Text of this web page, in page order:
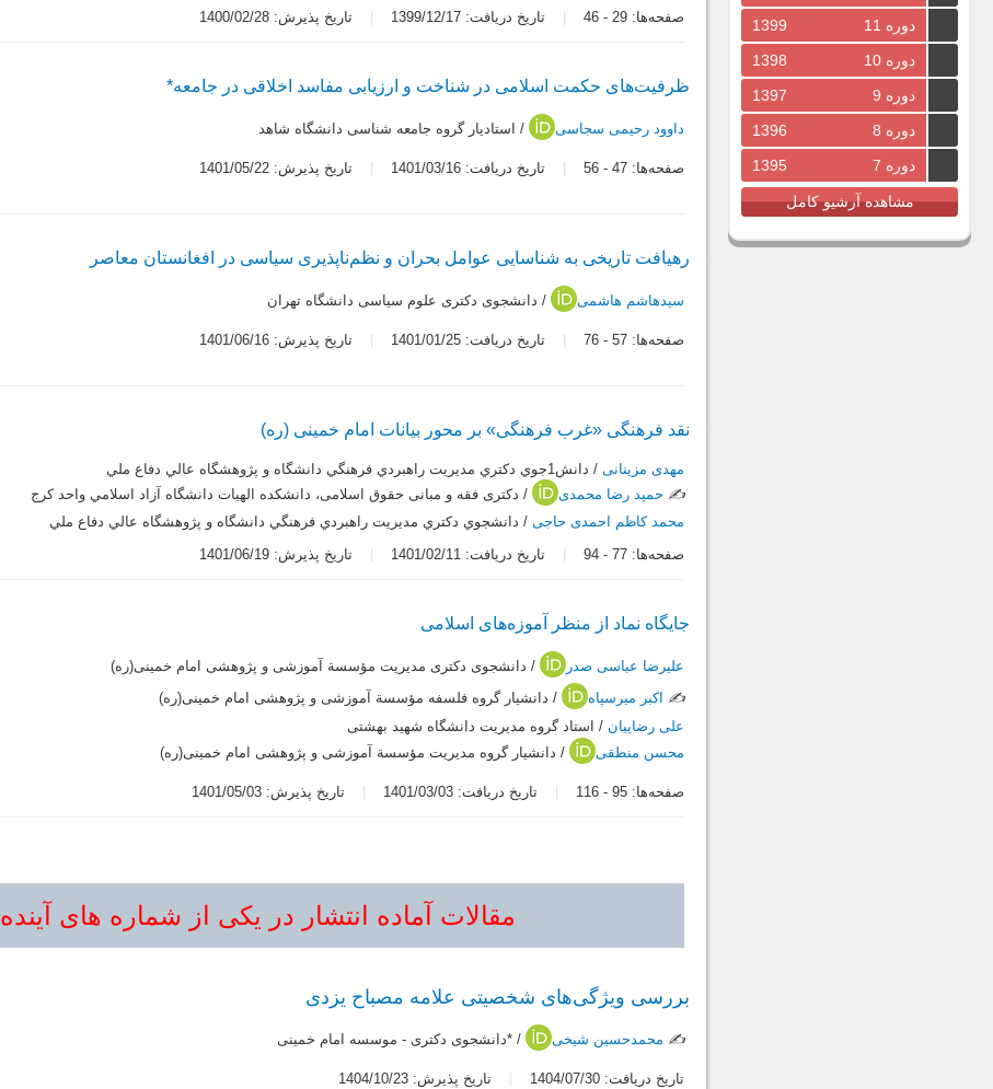
دوره 11
1399
دوره 10
1398
دوره 9
1397
دوره 8
1396
دوره 7
1395
مشاهده آرشیو کامل
صفحه‌ها: 29
-
46 تاریخ دریافت: 1399/12/17 تاریخ پذیرش: 1400/02/28
ظرفیت‌های حکمت اسلامی در شناخت و ارزیابی مفاسد اخلاقی در جامعه*
داوود رحیمی سجاسی / استادیار گروه جامعه شناسی دانشگاه شاهد
صفحه‌ها: 47
-
56 تاریخ دریافت: 1401/03/16 تاریخ پذیرش: 1401/05/22
رهیافت تاریخی به شناسایی عوامل بحران و نظم‌ناپذیری سیاسی در افغانستان معاصر
سیدهاشم هاشمی / دانشجوی دکتری علوم سیاسی دانشگاه تهران
صفحه‌ها: 57
-
76 تاریخ دریافت: 1401/01/25 تاریخ پذیرش: 1401/06/16
نقد فرهنگی «غرب فرهنگی» بر محور بیانات امام خمینی (ره)
مهدی مزینانی/ دانش1جوي دکتري مديريت راهبردي فرهنگي دانشگاه و پژوهشگاه عالي دفاع ملي
✍️ حمید رضا محمدی
/ دکتری فقه و مبانی حقوق اسلامی، دانشکده الهيات دانشگاه آزاد اسلامي واحد کرج
محمد کاظم احمدی حاجی/ دانشجوي دکتري مديريت راهبردي فرهنگي دانشگاه و پژوهشگاه عالي دفاع ملي
صفحه‌ها: 77
-
94 تاریخ دریافت: 1401/02/11 تاریخ پذیرش: 1401/06/19
جایگاه نماد از منظر آموزه‌های اسلامی
علیرضا عباسی صدر
/ دانشجوی دکتری مدیریت مؤسسة آموزشی و پژوهشی امام خمینی(ره)
✍️ اکبر میرسپاه
/ دانشیار گروه فلسفه مؤسسة آموزشی و پژوهشی امام خمینی(ره)
علی رضاییان / استاد گروه مدیریت دانشگاه شهید بهشتی
محسن منطقی
/ دانشیار گروه مدیریت مؤسسة آموزشی و پژوهشی امام خمینی(ره)
صفحه‌ها: 95
-
116 تاریخ دریافت: 1401/03/03 تاریخ پذیرش: 1401/05/03
مقالات آماده انتشار در یکی از شماره های آینده
بررسی ویژگی‌های شخصیتی علامه مصباح یزدی
✍️ محمدحسین شیخی / *دانشجوی دکتری - موسسه امام خمینی
تاریخ دریافت: 1404/07/30 تاریخ پذیرش: 1404/10/23